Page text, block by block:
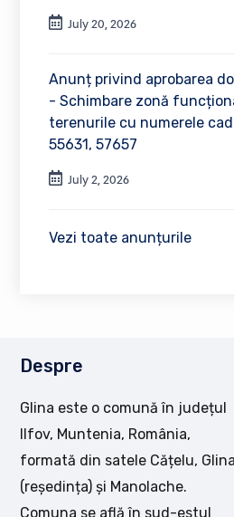
July 20, 2026
Anunț privind aprobarea
- Schimbare zonă
terenurile cu numerele
55631, 57657
July 2, 2026
Vezi toate anunțurile
Despre
Glina este o comună în județul
Ilfov, Muntenia, România,
formată din satele Cățelu, Glina
(reședința) și Manolache.
Comuna se află în sud-estul